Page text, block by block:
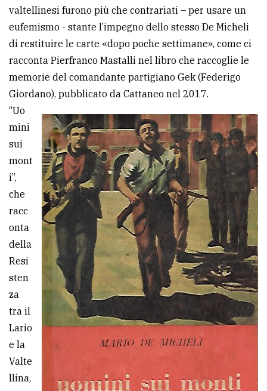
valtellinesi furono più che contrariati – per usare un
eufemismo - stante l’impegno dello stesso De Micheli
di restituire le carte «dopo poche settimane», come ci
racconta Pierfranco Mastalli nel libro che raccoglie le
memorie del comandante partigiano Gek (Federigo
Giordano), pubblicato da Cattaneo nel 2017.
“Uo
mini
sui
mont
i”,
che
racc
onta
della
Resi
sten
za
tra il
Lario
e la
Valte
llina,